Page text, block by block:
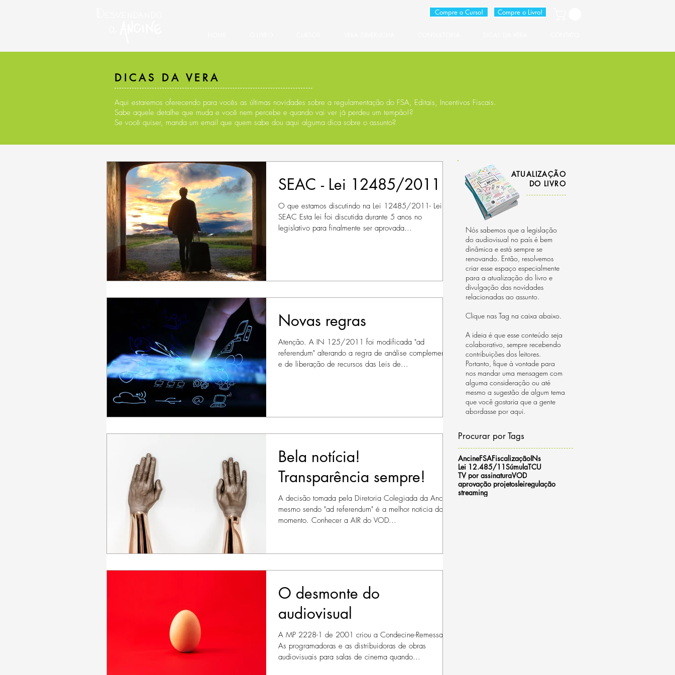
Compre o Curso! Compre o Livro!
Aqui estaremos oferecendo para vocês as últimas novidades sobre a regulamentação do FSA, Editais, Incentivos Fiscais.
Sabe aquele detalhe que muda e você nem percebe e quando vai ver já perdeu um tempão!?
Se você quiser, manda um email que quem sabe dou aqui alguma dica sobre o assunto?
DICAS DA VERA
SEAC - Lei 12485/2011
O que estamos discutindo na Lei 12485/2011- Lei do
SEAC Esta lei foi discutida durante 5 anos no
legislativo para finalmente ser aprovada...
Novas regras
Atenção. A IN 125/2011 foi modificada "ad
referendum" alterando a regra de análise complementar
e de liberação de recursos das Leis de...
Bela notícia!
Transparência sempre!
A decisão tomada pela Diretoria Colegiada da Ancine,
mesmo sendo "ad referendum" é a melhor noticia do
momento. Conhecer a AIR do VOD...
O desmonte do
audiovisual
A MP 2228-1 de 2001 criou a Condecine-Remessa.
As programadoras e as distribuidoras de obras
audiovisuais para salas de cinema quando...
ATUALIZAÇÃO
DO LIVRO
Nós sabemos que a legislação
do audiovisual no país é bem
dinâmica e está sempre se
renovando. Então, resolvemos
criar esse espaço especialmente
para a atualização do livro e
divulgação das novidades
relacionadas ao assunto.
Clique nas Tag na caixa abaixo.
A ideia é que esse conteúdo seja
colaborativo, sempre recebendo
contribuições dos leitores.
Portanto, fique à vontade para
nos mandar uma mensagem com
alguma consideração ou até
mesmo a sugestão de algum tema
que você gostaria que a gente
abordasse por aqui.
Procurar por Tags
AncineFSAFiscalizaçãoINs
Lei 12.485/11SúmulaTCU
TV por assinaturaVOD
aprovação projetosleiregulação
streaming